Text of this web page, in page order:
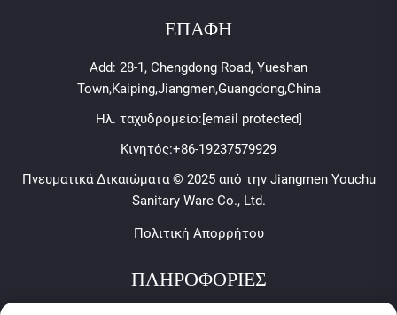
ΕΠΑΦΗ
Add: 28-1, Chengdong Road, Yueshan
Town,Kaiping,Jiangmen,Guangdong,China
Ηλ. ταχυδρομείο: [email protected]
Κινητός:+86-19237579929
Πνευματικά Δικαιώματα © 2025 από την Jiangmen Youchu
Sanitary Ware Co., Ltd.
Πολιτική Απορρήτου
ΠΛΗΡΟΦΟΡΙΕΣ